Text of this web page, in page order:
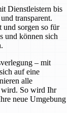
Dienstleistern bis
transparent.
und sorgen so für
und können sich
– mit
auf eine
alle
wird. So wird Ihr
neue Umgebung